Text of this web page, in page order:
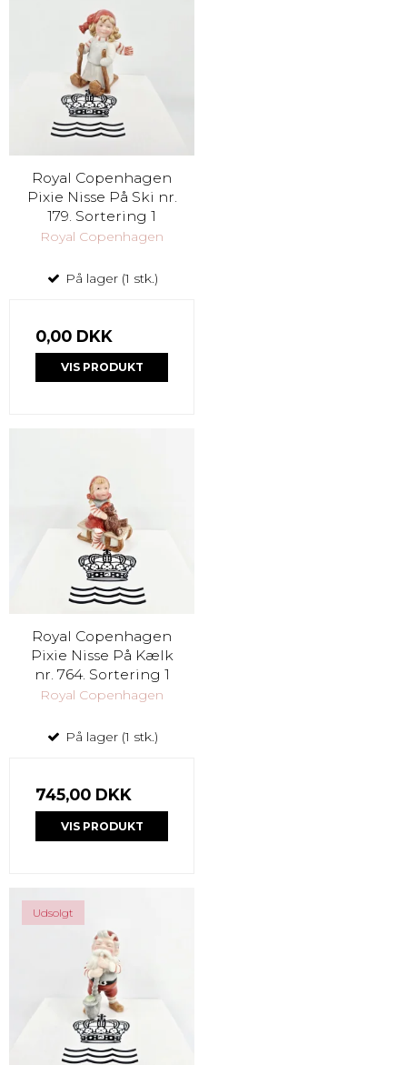
Royal Copenhagen
Pixie Nisse På Ski nr.
179. Sortering 1
Royal Copenhagen
På lager (1 stk.)
0,00 DKK
VIS PRODUKT
Royal Copenhagen
Pixie Nisse På Kælk
nr. 764. Sortering 1
Royal Copenhagen
På lager (1 stk.)
745,00 DKK
VIS PRODUKT
Udsolgt